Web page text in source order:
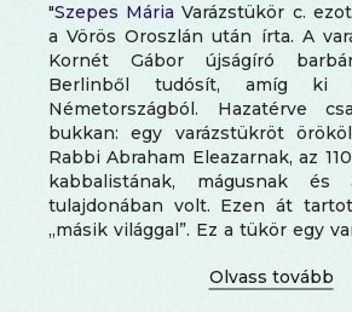
"Szepes Mária Varázstükör c.
a Vörös Oroszlán után írta. A
Kornét Gábor újságíró
Berlinből tudósít, amíg ki
Németországból. Hazatérve
bukkan: egy varázstükröt
Rabbi Abraham Eleazarnak, az
kabbalistának, mágusnak és
tulajdonában volt. Ezen át
„másik világgal”. Ez a tükör egy
világ láthatatlan összefüggéseit.